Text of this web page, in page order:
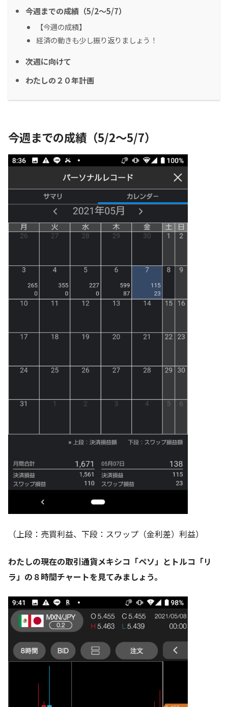
今週までの成績（5/2～5/7）
【今週の成績】
経済の動きも少し振り返りましょう！
次週に向けて
わたしの２０年計画
今週までの成績（5/2～5/7）
（上段：売買利益、下段：スワップ（金利差）利益）
わたしの現在の取引通貨メキシコ「ペソ」とトルコ「リ
ラ」の８時間チャートを見てみましょう。